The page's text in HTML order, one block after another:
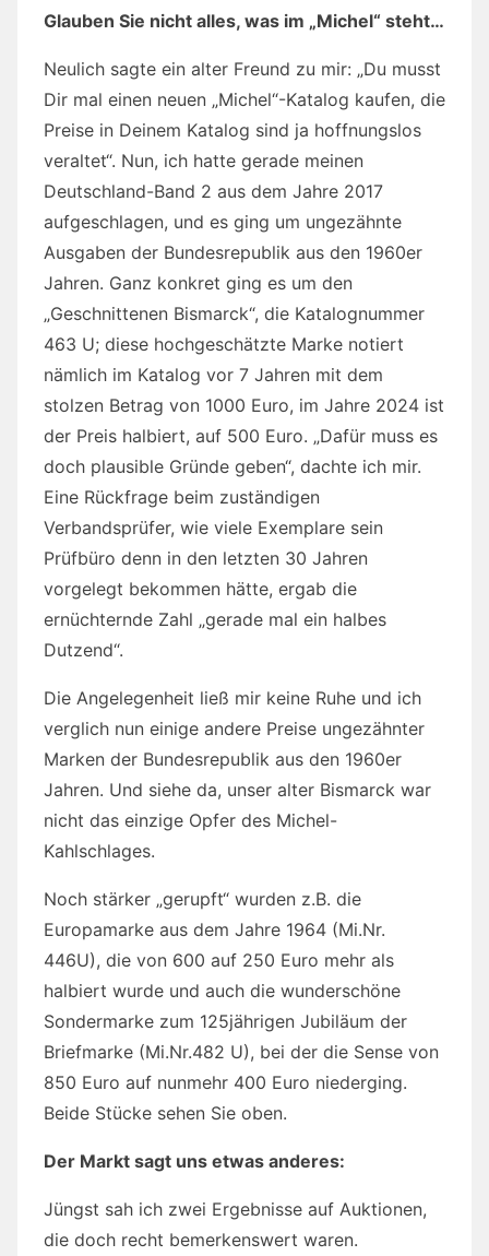
Glauben Sie nicht alles, was im „Michel“ steht…
Neulich sagte ein alter Freund zu mir: „Du musst
Dir mal einen neuen „Michel“-Katalog kaufen, die
Preise in Deinem Katalog sind ja hoffnungslos
veraltet“. Nun, ich hatte gerade meinen
Deutschland-Band 2 aus dem Jahre 2017
aufgeschlagen, und es ging um ungezähnte
Ausgaben der Bundesrepublik aus den 1960er
Jahren. Ganz konkret ging es um den
„Geschnittenen Bismarck“, die Katalognummer
463 U; diese hochgeschätzte Marke notiert
nämlich im Katalog vor 7 Jahren mit dem
stolzen Betrag von 1000 Euro, im Jahre 2024 ist
der Preis halbiert, auf 500 Euro. „Dafür muss es
doch plausible Gründe geben“, dachte ich mir.
Eine Rückfrage beim zuständigen
Verbandsprüfer, wie viele Exemplare sein
Prüfbüro denn in den letzten 30 Jahren
vorgelegt bekommen hätte, ergab die
ernüchternde Zahl „gerade mal ein halbes
Dutzend“.
Die Angelegenheit ließ mir keine Ruhe und ich
verglich nun einige andere Preise ungezähnter
Marken der Bundesrepublik aus den 1960er
Jahren. Und siehe da, unser alter Bismarck war
nicht das einzige Opfer des Michel-
Kahlschlages.
Noch stärker „gerupft“ wurden z.B. die
Europamarke aus dem Jahre 1964 (Mi.Nr.
446U), die von 600 auf 250 Euro mehr als
halbiert wurde und auch die wunderschöne
Sondermarke zum 125jährigen Jubiläum der
Briefmarke (Mi.Nr.482 U), bei der die Sense von
850 Euro auf nunmehr 400 Euro niederging.
Beide Stücke sehen Sie oben.
Der Markt sagt uns etwas anderes:
Jüngst sah ich zwei Ergebnisse auf Auktionen,
die doch recht bemerkenswert waren.